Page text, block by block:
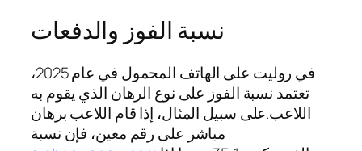
نسبة الفوز والدفعات
في روليت على الهاتف المحمول في عام 2025،
تعتمد نسبة الفوز على نوع الرهان الذي يقوم به
اللاعب.على سبيل المثال، إذا قام اللاعب برهان
مباشر على رقم معين، فإن نسبة